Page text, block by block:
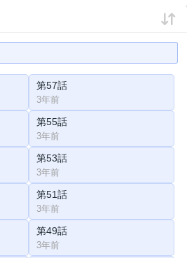
第57話
3年前
第55話
3年前
第53話
3年前
第51話
3年前
第49話
3年前